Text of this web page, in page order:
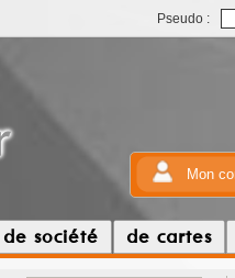
Pseudo :
Mon
de société de cartes